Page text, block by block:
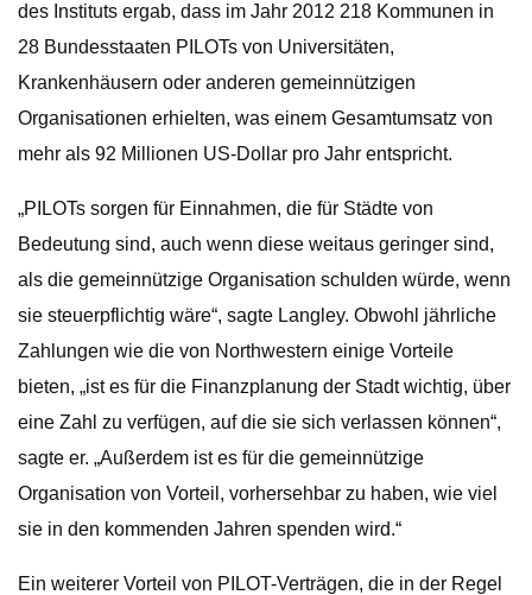
des Instituts ergab, dass im Jahr 2012 218 Kommunen in
28 Bundesstaaten PILOTs von Universitäten,
Krankenhäusern oder anderen gemeinnützigen
Organisationen erhielten, was einem Gesamtumsatz von
mehr als 92 Millionen US-Dollar pro Jahr entspricht.
„PILOTs sorgen für Einnahmen, die für Städte von
Bedeutung sind, auch wenn diese weitaus geringer sind,
als die gemeinnützige Organisation schulden würde, wenn
sie steuerpflichtig wäre“, sagte Langley. Obwohl jährliche
Zahlungen wie die von Northwestern einige Vorteile
bieten, „ist es für die Finanzplanung der Stadt wichtig, über
eine Zahl zu verfügen, auf die sie sich verlassen können“,
sagte er. „Außerdem ist es für die gemeinnützige
Organisation von Vorteil, vorhersehbar zu haben, wie viel
sie in den kommenden Jahren spenden wird.“
Ein weiterer Vorteil von PILOT-Verträgen, die in der Regel